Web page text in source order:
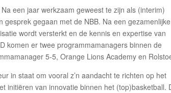
een jaar werkzaam geweest te zijn als (interim)
gegaan met de NBB. Na een gezamenlijke
wordt versterkt en de kennis en expertise van
komen er twee programmamanagers binnen de
5-5, Orange Lions Academy en
in staat om vooral z’n aandacht te richten op het
initiëren van innovatie binnen het (top)basketball.